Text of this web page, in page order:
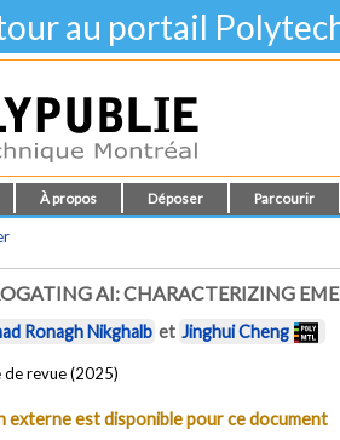
au portail
À propos Déposer Parcourir
AI: CHARACTERIZING
Ronagh Nikghalb et Jinghui Cheng
de revue (2025)
externe est disponible pour ce document